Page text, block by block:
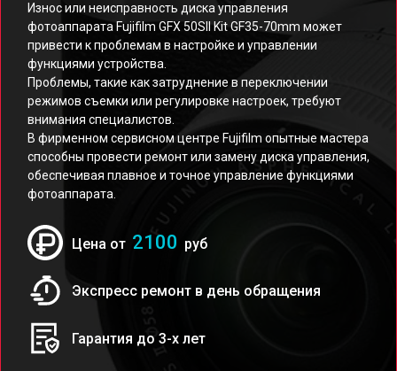
Износ или неисправность диска управления
фотоаппарата Fujifilm GFX 50SII Kit GF35-70mm может
привести к проблемам в настройке и управлении
функциями устройства.
Проблемы, такие как затруднение в переключении
режимов съемки или регулировке настроек, требуют
внимания специалистов.
В фирменном сервисном центре Fujifilm опытные мастера
способны провести ремонт или замену диска управления,
обеспечивая плавное и точное управление функциями
фотоаппарата.
Цена от 2100 руб
Экспресс ремонт в день обращения
Гарантия до 3-х лет